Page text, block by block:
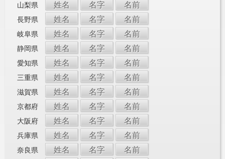
山梨県 姓名 名字 名前
長野県 姓名 名字 名前
岐阜県 姓名 名字 名前
静岡県 姓名 名字 名前
愛知県 姓名 名字 名前
三重県 姓名 名字 名前
滋賀県 姓名 名字 名前
京都府 姓名 名字 名前
大阪府 姓名 名字 名前
兵庫県 姓名 名字 名前
奈良県 姓名 名字 名前